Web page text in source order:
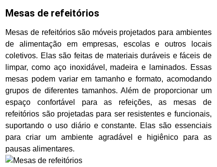
Mesas de refeitórios
Mesas de refeitórios são móveis projetados para ambientes
de alimentação em empresas, escolas e outros locais
coletivos. Elas são feitas de materiais duráveis e fáceis de
limpar, como aço inoxidável, madeira e laminados. Essas
mesas podem variar em tamanho e formato, acomodando
grupos de diferentes tamanhos. Além de proporcionar um
espaço confortável para as refeições, as mesas de
refeitórios são projetadas para ser resistentes e funcionais,
suportando o uso diário e constante. Elas são essenciais
para criar um ambiente agradável e higiênico para as
pausas alimentares.